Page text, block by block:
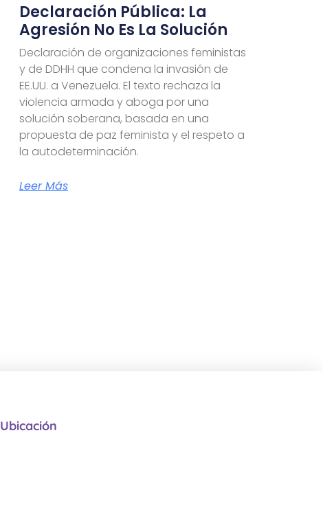
Declaración Pública: La
Agresión No Es La Solución
Declaración de organizaciones feministas
y de DDHH que condena la invasión de
EE.UU. a Venezuela. El texto rechaza la
violencia armada y aboga por una
solución soberana, basada en una
propuesta de paz feminista y el respeto a
la autodeterminación.
Leer Más
Ubicación